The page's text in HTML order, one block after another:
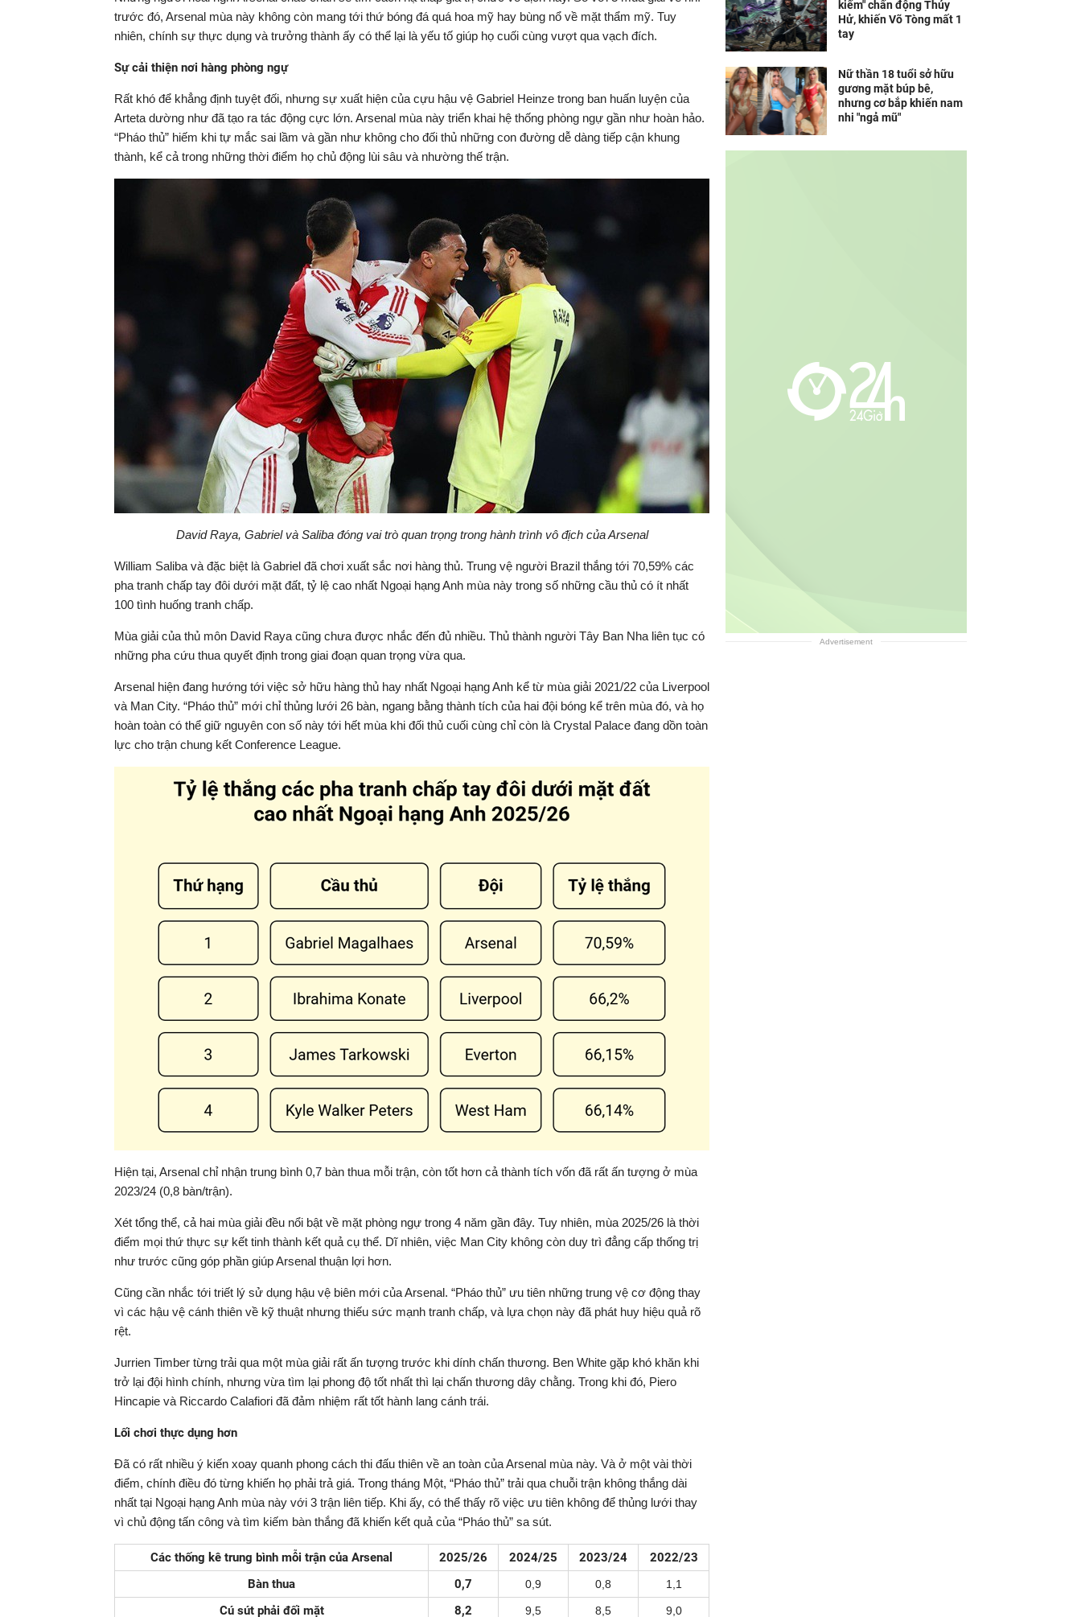
trước đó, Arsenal mùa này không còn mang tới thứ bóng đá quá hoa mỹ hay bùng nổ về mặt thẩm mỹ. Tuy
nhiên, chính sự thực dụng và trưởng thành ấy có thể lại là yếu tố giúp họ cuối cùng vượt qua vạch đích.
Sự cải thiện nơi hàng phòng ngự
Rất khó để khẳng định tuyệt đối, nhưng sự xuất hiện của cựu hậu vệ Gabriel Heinze trong ban huấn luyện của
Arteta dường như đã tạo ra tác động cực lớn. Arsenal mùa này triển khai hệ thống phòng ngự gần như hoàn hảo.
“Pháo thủ” hiếm khi tự mắc sai lầm và gần như không cho đối thủ những con đường dễ dàng tiếp cận khung
thành, kể cả trong những thời điểm họ chủ động lùi sâu và nhường thế trận.
David Raya, Gabriel và Saliba đóng vai trò quan trọng trong hành trình vô địch của Arsenal
William Saliba và đặc biệt là Gabriel đã chơi xuất sắc nơi hàng thủ. Trung vệ người Brazil thắng tới 70,59% các
pha tranh chấp tay đôi dưới mặt đất, tỷ lệ cao nhất Ngoại hạng Anh mùa này trong số những cầu thủ có ít nhất
100 tình huống tranh chấp.
Mùa giải của thủ môn David Raya cũng chưa được nhắc đến đủ nhiều. Thủ thành người Tây Ban Nha liên tục có
những pha cứu thua quyết định trong giai đoạn quan trọng vừa qua.
Arsenal hiện đang hướng tới việc sở hữu hàng thủ hay nhất Ngoại hạng Anh kể từ mùa giải 2021/22 của Liverpool
và Man City. “Pháo thủ” mới chỉ thủng lưới 26 bàn, ngang bằng thành tích của hai đội bóng kể trên mùa đó, và họ
hoàn toàn có thể giữ nguyên con số này tới hết mùa khi đối thủ cuối cùng chỉ còn là Crystal Palace đang dồn toàn
lực cho trận chung kết Conference League.
Hiện tại, Arsenal chỉ nhận trung bình 0,7 bàn thua mỗi trận, còn tốt hơn cả thành tích vốn đã rất ấn tượng ở mùa
2023/24 (0,8 bàn/trận).
Xét tổng thể, cả hai mùa giải đều nổi bật về mặt phòng ngự trong 4 năm gần đây. Tuy nhiên, mùa 2025/26 là thời
điểm mọi thứ thực sự kết tinh thành kết quả cụ thể. Dĩ nhiên, việc Man City không còn duy trì đẳng cấp thống trị
như trước cũng góp phần giúp Arsenal thuận lợi hơn.
Cũng cần nhắc tới triết lý sử dụng hậu vệ biên mới của Arsenal. “Pháo thủ” ưu tiên những trung vệ cơ động thay
vì các hậu vệ cánh thiên về kỹ thuật nhưng thiếu sức mạnh tranh chấp, và lựa chọn này đã phát huy hiệu quả rõ
rệt.
Jurrien Timber từng trải qua một mùa giải rất ấn tượng trước khi dính chấn thương. Ben White gặp khó khăn khi
trở lại đội hình chính, nhưng vừa tìm lại phong độ tốt nhất thì lại chấn thương dây chằng. Trong khi đó, Piero
Hincapie và Riccardo Calafiori đã đảm nhiệm rất tốt hành lang cánh trái.
Lối chơi thực dụng hơn
Đã có rất nhiều ý kiến xoay quanh phong cách thi đấu thiên về an toàn của Arsenal mùa này. Và ở một vài thời
điểm, chính điều đó từng khiến họ phải trả giá. Trong tháng Một, “Pháo thủ” trải qua chuỗi trận không thắng dài
nhất tại Ngoại hạng Anh mùa này với 3 trận liên tiếp. Khi ấy, có thể thấy rõ việc ưu tiên không để thủng lưới thay
vì chủ động tấn công và tìm kiếm bàn thắng đã khiến kết quả của “Pháo thủ” sa sút.
Các thống kê trung bình mỗi trận của Arsenal 2025/26 2024/25 2023/24
2022/23
Bàn thua
0,7 0,9 0,8 1,1
Cú sút phải đối mặt 8,2 9,5 8,5 9,0
kiếm" chấn động Thủy
Hử, khiến Võ Tòng mất 1
tay
Nữ thần 18 tuổi sở hữu
gương mặt búp bê,
nhưng cơ bắp khiến nam
nhi "ngả mũ"
Advertisement